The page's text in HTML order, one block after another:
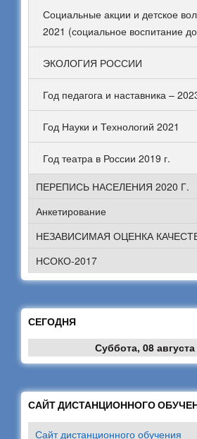
Социальные акции и детское
2021 (социальное воспитание
ЭКОЛОГИЯ РОССИИ
Год педагога и наставника –
Год Науки и Технологий 2021
Год театра в России 2019 г.
ПЕРЕПИСЬ НАСЕЛЕНИЯ 2020 Г.
Анкетирование
НЕЗАВИСИМАЯ ОЦЕНКА
НСОКО-2017
СЕГОДНЯ
Суббота, 08
САЙТ ДИСТАНЦИОННОГО
Сайт дистанционного обучения